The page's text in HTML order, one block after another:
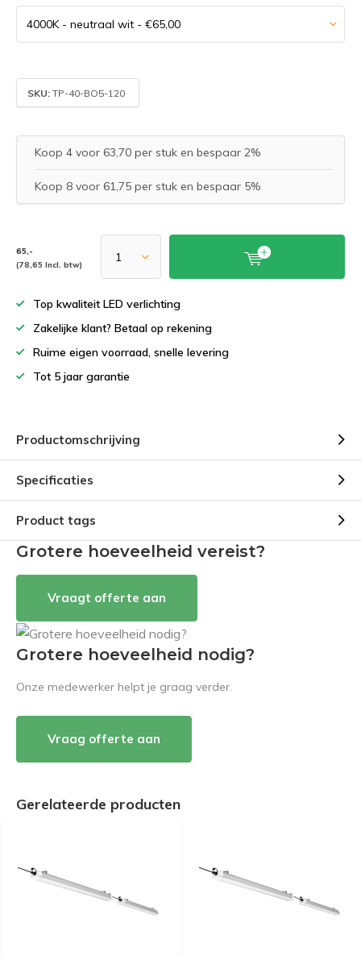
SKU: TP-40-BO5-120
Koop 4 voor 63,70 per stuk en bespaar 2%
Koop 8 voor 61,75 per stuk en bespaar 5%
65,-
(78,65 Incl. btw)
Top kwaliteit LED verlichting
Zakelijke klant? Betaal op rekening
Ruime eigen voorraad, snelle levering
Tot 5 jaar garantie
Productomschrijving
Specificaties
Product tags
Grotere hoeveelheid vereist?
Vraagt offerte aan
Grotere hoeveelheid nodig?
Onze medewerker helpt je graag verder.
Vraag offerte aan
Gerelateerde producten